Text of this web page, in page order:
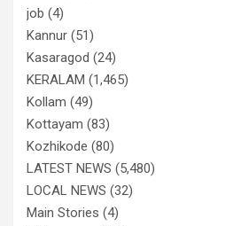
job (4)
Kannur (51)
Kasaragod (24)
KERALAM (1,465)
Kollam (49)
Kottayam (83)
Kozhikode (80)
LATEST NEWS (5,480)
LOCAL NEWS (32)
Main Stories (4)